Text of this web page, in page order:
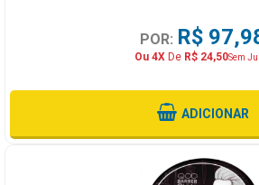
POR: R$
Ou 4XDe R$ 24,50Sem
ADICIONAR